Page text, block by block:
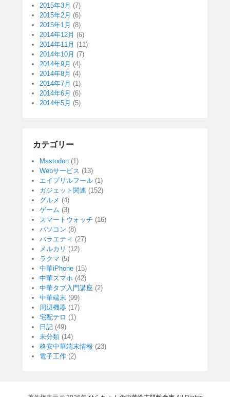
2015年3月 (7)
2015年2月 (6)
2015年1月 (8)
2014年12月 (6)
2014年11月 (11)
2014年10月 (7)
2014年9月 (4)
2014年8月 (4)
2014年7月 (1)
2014年6月 (6)
2014年5月 (5)
カテゴリー
Mastodon (1)
Webサービス (13)
エイプリルフール (1)
ガジェット関連 (152)
グルメ (4)
ゲーム (3)
スマートウォッチ (16)
パソコン (8)
バラエティ (27)
メルカリ (12)
ラクマ (5)
中華iPhone (15)
中華スマホ (42)
中華タブ入門講座 (2)
中華端末 (99)
周辺機器 (17)
宅配テロ (1)
日記 (49)
未分類 (14)
格安中華端末情報 (23)
電子工作 (2)